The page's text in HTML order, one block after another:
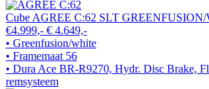
Cube AGREE C:62 SLT
€4.999,- € 4.649,-
• Greenfusion/white
• Framemaat 56
• Dura Ace BR-R9270, Hydr. Disc Brake,
remsysteem